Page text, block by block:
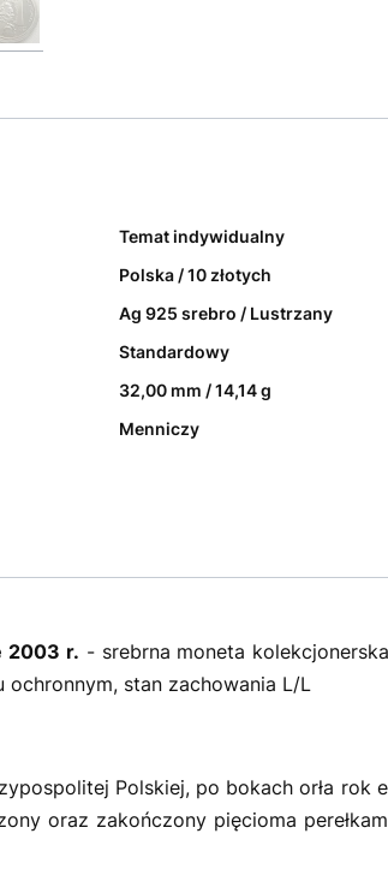
Temat indywidualny
Polska / 10 złotych
Ag 925 srebro / Lustrzany
Standardowy
32,00 mm / 14,14 g
Menniczy
2003 r. - srebrna moneta
stan zachowania L/L
Polskiej, po bokach orła rok
oraz zakończony pięcioma